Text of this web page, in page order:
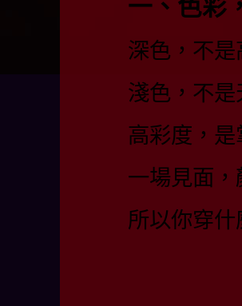
一、色彩
深色，不
淺色，不
高彩度，
一場見面
所以你穿